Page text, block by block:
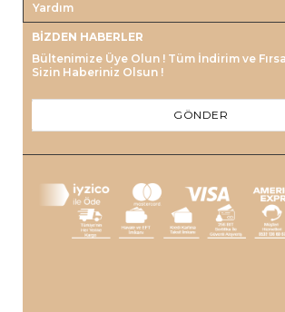
Yardım
BIZDEN HABERLER
Bültenimize Üye Olun ! Tüm İndirim ve
Sizin Haberiniz Olsun !
GÖNDER